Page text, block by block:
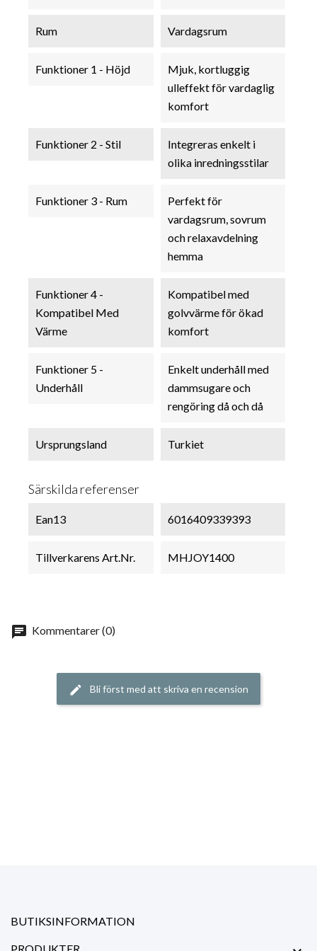
Rum Vardagsrum
Funktioner 1 - Höjd
Mjuk, kortluggig
ulleffekt för vardaglig
komfort
Funktioner 2 - Stil
Integreras enkelt i
olika inredningsstilar
Funktioner 3 - Rum
Perfekt för
vardagsrum, sovrum
och relaxavdelning
hemma
Funktioner 4 -
Kompatibel Med
Värme
Kompatibel med
golvvärme för ökad
komfort
Funktioner 5 -
Underhåll
Enkelt underhåll med
dammsugare och
rengöring då och då
Ursprungsland Turkiet
Särskilda referenser
Ean13 6016409339393
Tillverkarens Art.nr. MHJOY1400
chat Kommentarer (0)
edit Bli först med att skriva en recension
BUTIKSINFORMATION